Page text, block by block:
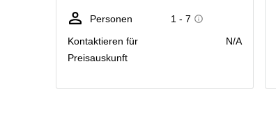
Personen
1 - 7
Kontaktieren für
Preisauskunft
N/A